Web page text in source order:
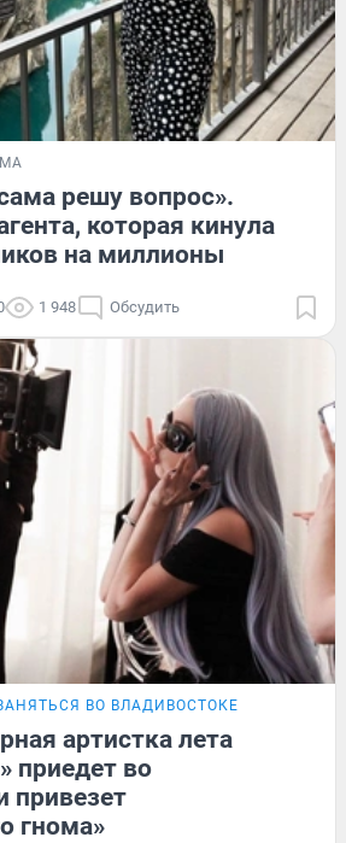
решу вопрос».
которая кинула
на миллионы
1 948 Обсудить
ВО ВЛАДИВОСТОКЕ
артистка лета
приедет во
привезет
гнома»